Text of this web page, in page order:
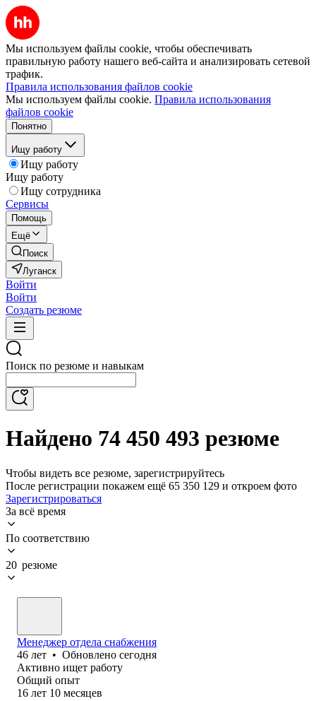
Мы используем файлы cookie, чтобы обеспечивать
правильную работу нашего веб-сайта и анализировать сетевой
трафик.
Правила использования файлов cookie
Мы используем файлы cookie. Правила использования
файлов cookie
Понятно
Ищу работу
Ищу работу
Ищу работу
Ищу сотрудника
Сервисы
Помощь
Ещё
Поиск
Луганск
Войти
Войти
Создать резюме
Поиск по резюме и навыкам
Найдено 74 450 493 резюме
Чтобы видеть все резюме, зарегистрируйтесь
После регистрации покажем ещё 65 350 129 и откроем фото
Зарегистрироваться
За всё время
По соответствию
20 резюме
Менеджер отдела снабжения
46 лет • Обновлено сегодня
Активно ищет работу
Общий опыт
16 лет 10 месяцев